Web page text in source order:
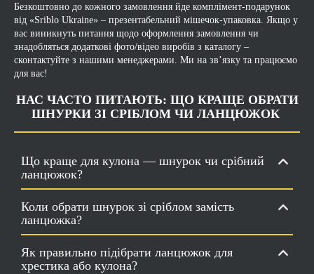
Безкоштовно до кожного замовлення йде комплімент-подарунок
від «Sriblo Ukraine» – презентабельний мішечок-упаковка. Якщо у
вас виникнуть питання щодо оформлення замовлення чи
знадобляться додаткові фото/відео виробів з каталогу –
сконтактуйте з нашими менеджерами. Ми на зв’язку та працюємо
для вас!
НАС ЧАСТО ПИТАЮТЬ: ЩО КРАЩЕ ОБРАТИ
ШНУРКИ ЗІ СРІБЛОМ ЧИ ЛАНЦЮЖОК
Що краще для кулона — шнурок чи срібний
ланцюжок?
Коли обрати шнурок зі сріблом замість
ланцюжка?
Як правильно підібрати ланцюжок для
хрестика або кулона?